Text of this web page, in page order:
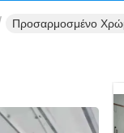
Προσαρμοσμένο